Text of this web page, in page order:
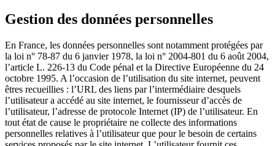
Gestion des données personnelles
En France, les données personnelles sont notamment protégées par
la loi n° 78-87 du 6 janvier 1978, la loi n° 2004-801 du 6 août 2004,
l’article L. 226-13 du Code pénal et la Directive Européenne du 24
octobre 1995. A l’occasion de l’utilisation du site internet, peuvent
êtres recueillies : l’URL des liens par l’intermédiaire desquels
l’utilisateur a accédé au site internet, le fournisseur d’accès de
l’utilisateur, l’adresse de protocole Internet (IP) de l’utilisateur. En
tout état de cause le propriétaire ne collecte des informations
personnelles relatives à l’utilisateur que pour le besoin de certains